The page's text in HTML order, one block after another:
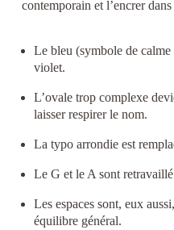
contemporain et l’encrer
Le bleu (symbole de calme
violet.
L’ovale trop complexe
laisser respirer le nom.
La typo arrondie est
Le G et le A sont
Les espaces sont, eux
équilibre général.